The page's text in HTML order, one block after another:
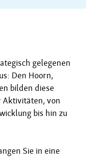
gelegenen
Den Hoorn,
bilden diese
Aktivitäten, von
bis hin zu
Sie in eine